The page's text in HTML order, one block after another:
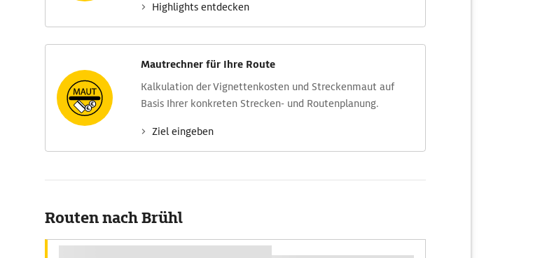
Highlights entdecken
Mautrechner für Ihre Route
Kalkulation der Vignettenkosten und Streckenmaut auf
Basis Ihrer konkreten Strecken- und Routenplanung.
Ziel eingeben
Routen nach Brühl